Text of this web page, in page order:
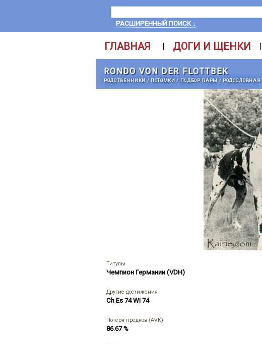
РАСШИРЕННЫЙ ПОИСК ↓
ГЛАВНАЯ | ДОГИ И ЩЕНКИ |
RONDO VON DER FLOTTBEK
РОДСТВЕННИКИ / ПОТОМКИ/ ПОДБОР ПАРЫ / РОДОСЛОВНАЯ
Титулы
Чемпион Германии (VDH)
Другие достижения
Ch Es 74 WI 74
Потеря предков (AVK)
86.67 %